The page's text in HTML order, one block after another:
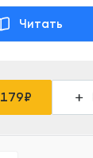
Читать
179₽